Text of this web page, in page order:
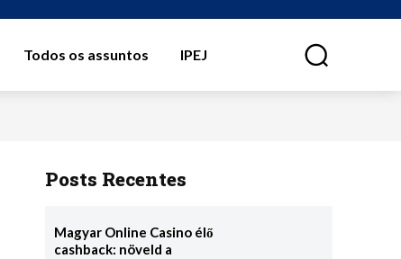
Todos os assuntos IPEJ
Posts Recentes
Magyar Online Casino élő
cashback: növeld a